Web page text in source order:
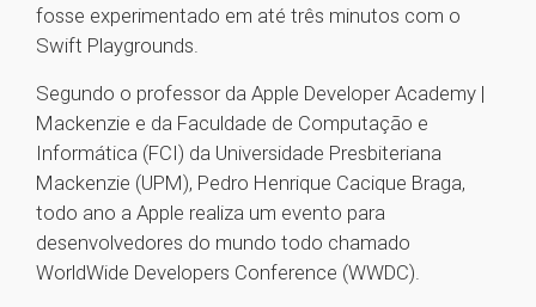
fosse experimentado em até três minutos com o
Swift Playgrounds.
Segundo o professor da Apple Developer Academy |
Mackenzie e da Faculdade de Computação e
Informática (FCI) da Universidade Presbiteriana
Mackenzie (UPM), Pedro Henrique Cacique Braga,
todo ano a Apple realiza um evento para
desenvolvedores do mundo todo chamado
WorldWide Developers Conference (WWDC).